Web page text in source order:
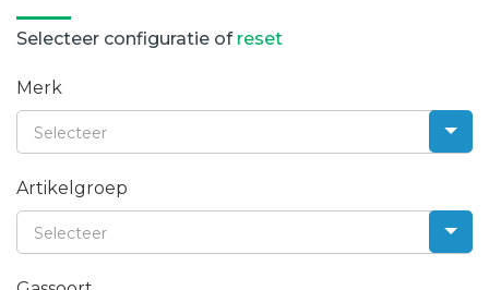
Selecteer configuratie of reset
Merk
Selecteer
Artikelgroep
Selecteer